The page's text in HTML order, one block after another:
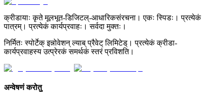
क्रीडायाः कृते मूलभूत-डिजिटल्-आधारिकसंरचना। एकः स्पिडः। प्रत्येकं
पात्रम्। प्रत्येकं कार्यप्रवाहः। सर्वदा मुक्तः।
निर्मितः स्पोर्टेक् इन्नोवेशन् ल्याब् प्रैवेट् लिमिटेड्। प्रत्येकं क्रीडा-
कार्यप्रवाहस्य उत्प्रेरकं समर्थकं स्तरं प्रविशति।
अन्वेषणं करोतु